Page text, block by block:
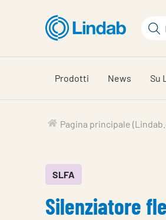
visionare
carrello
Prodotti News Su
Pagina principale
SLFA
Silenziatore